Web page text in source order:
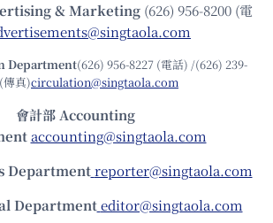
& Marketing (626) 956-8200 (電
Department(626) 956-8227 (電話) /(626) 239-
傳真)circulation@singtaola.com
會計部 Accounting
accounting@singtaola.com
Department reporter@singtaola.com
Department editor@singtaola.com